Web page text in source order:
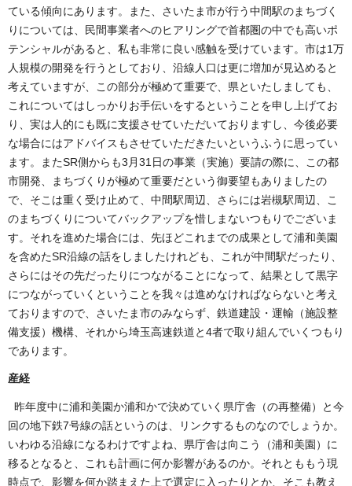
ている傾向にあります。また、さいたま市が行う中間駅のまちづく
りについては、民間事業者へのヒアリングで首都圏の中でも高いポ
テンシャルがあると、私も非常に良い感触を受けています。市は1万
人規模の開発を行うとしており、沿線人口は更に増加が見込めると
考えていますが、この部分が極めて重要で、県といたしましても、
これについてはしっかりお手伝いをするということを申し上げてお
り、実は人的にも既に支援させていただいておりますし、今後必要
な場合にはアドバイスもさせていただきたいというふうに思ってい
ます。またSR側からも3月31日の事業（実施）要請の際に、この都
市開発、まちづくりが極めて重要だという御要望もありましたの
で、そこは重く受け止めて、中間駅周辺、さらには岩槻駅周辺、こ
のまちづくりについてバックアップを惜しまないつもりでございま
す。それを進めた場合には、先ほどこれまでの成果として浦和美園
を含めたSR沿線の話をしましたけれども、これが中間駅だったり、
さらにはその先だったりにつながることになって、結果として黒字
につながっていくということを我々は進めなければならないと考え
ておりますので、さいたま市のみならず、鉄道建設・運輸（施設整
備支援）機構、それから埼玉高速鉄道と4者で取り組んでいくつもり
であります。
産経
昨年度中に浦和美園か浦和かで決めていく県庁舎（の再整備）と今
回の地下鉄7号線の話というのは、リンクするものなのでしょうか。
いわゆる沿線になるわけですよね、県庁舎は向こう（浦和美園）に
移るとなると、これも計画に何か影響があるのか。それとももう現
時点で、影響を何か踏まえた上で選定に入ったりとか、そこも教え